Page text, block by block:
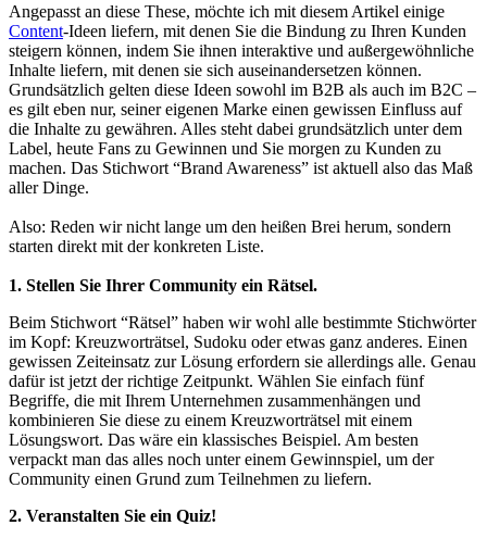
Angepasst an diese These, möchte ich mit diesem Artikel einige
Content-Ideen liefern, mit denen Sie die Bindung zu Ihren Kunden
steigern können, indem Sie ihnen interaktive und außergewöhnliche
Inhalte liefern, mit denen sie sich auseinandersetzen können.
Grundsätzlich gelten diese Ideen sowohl im B2B als auch im B2C –
es gilt eben nur, seiner eigenen Marke einen gewissen Einfluss auf
die Inhalte zu gewähren. Alles steht dabei grundsätzlich unter dem
Label, heute Fans zu Gewinnen und Sie morgen zu Kunden zu
machen. Das Stichwort “Brand Awareness” ist aktuell also das Maß
aller Dinge.
Also: Reden wir nicht lange um den heißen Brei herum, sondern
starten direkt mit der konkreten Liste.
1. Stellen Sie Ihrer Community ein Rätsel.
Beim Stichwort “Rätsel” haben wir wohl alle bestimmte Stichwörter
im Kopf: Kreuzworträtsel, Sudoku oder etwas ganz anderes. Einen
gewissen Zeiteinsatz zur Lösung erfordern sie allerdings alle. Genau
dafür ist jetzt der richtige Zeitpunkt. Wählen Sie einfach fünf
Begriffe, die mit Ihrem Unternehmen zusammenhängen und
kombinieren Sie diese zu einem Kreuzworträtsel mit einem
Lösungswort. Das wäre ein klassisches Beispiel. Am besten
verpackt man das alles noch unter einem Gewinnspiel, um der
Community einen Grund zum Teilnehmen zu liefern.
2. Veranstalten Sie ein Quiz!